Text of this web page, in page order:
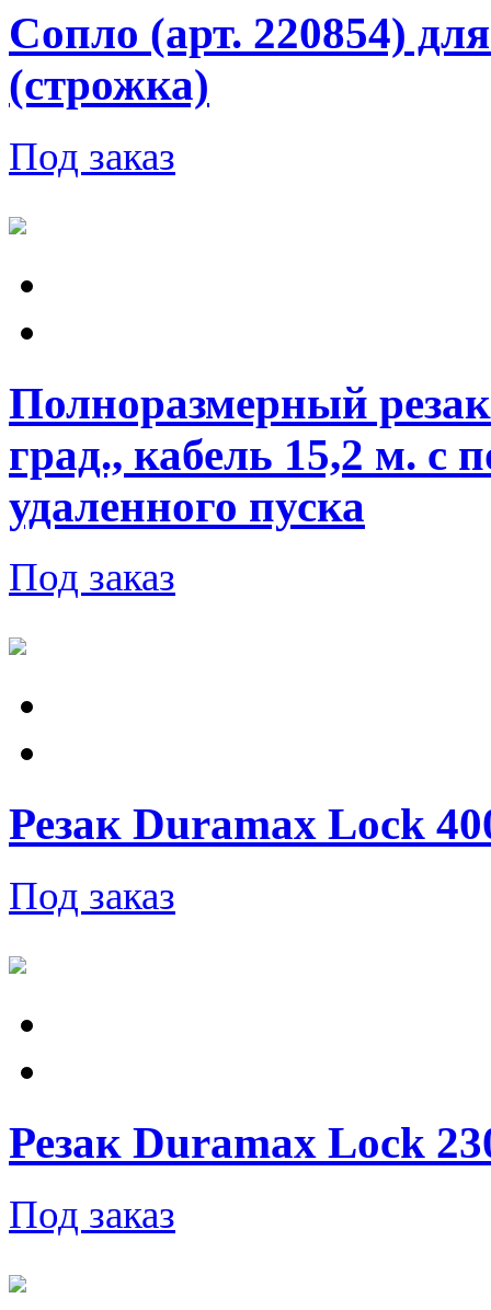
Сопло (арт. 220854)
(строжка)
Под заказ
Полноразмерный
град., кабель 15,2 м. с
удаленного пуска
Под заказ
Резак Duramax Lock
Под заказ
Резак Duramax Lock
Под заказ